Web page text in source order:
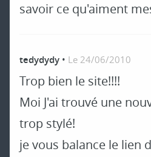
savoir ce qu'aiment
tedydydy • Le 24/06/2010
Trop bien le site!!!!
Moi J'ai trouvé une
trop stylé!
je vous balance le lien